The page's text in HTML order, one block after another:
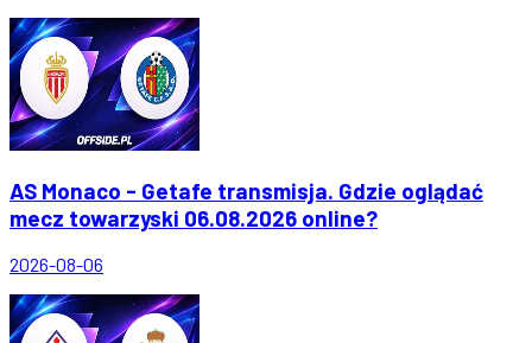
AS Monaco - Getafe transmisja. Gdzie oglądać
mecz towarzyski 06.08.2026 online?
2026-08-06